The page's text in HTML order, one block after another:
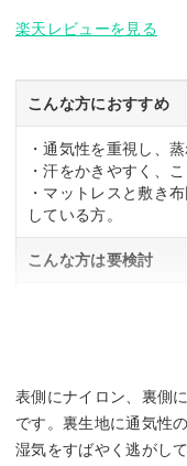
楽天レビューを見る
こんな方におすすめ
・通気性を重視し、
・汗をかきやすく、
・マットレスと敷き
している方。
こんな方は要検討
表側にナイロン、裏側
です。裏生地に通気性
湿気をすばやく逃がし